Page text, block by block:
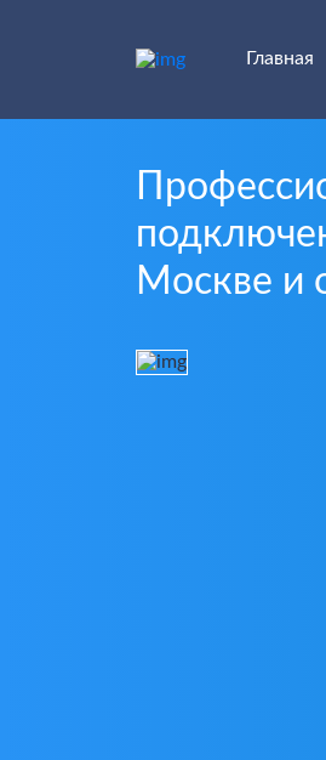
Главная
Москве и